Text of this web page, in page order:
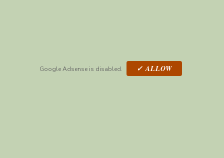
Google Adsense is disabled. ✓ ALLOW